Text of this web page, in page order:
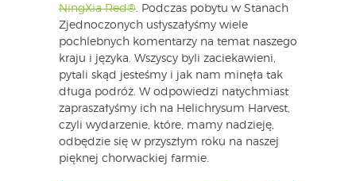
NingXia Red®. Podczas pobytu w Stanach
Zjednoczonych usłyszałyśmy wiele
pochlebnych komentarzy na temat naszego
kraju i języka. Wszyscy byli zaciekawieni,
pytali skąd jesteśmy i jak nam minęła tak
długa podróż. W odpowiedzi natychmiast
zapraszałyśmy ich na Helichrysum Harvest,
czyli wydarzenie, które, mamy nadzieję,
odbędzie się w przyszłym roku na naszej
pięknej chorwackiej farmie.